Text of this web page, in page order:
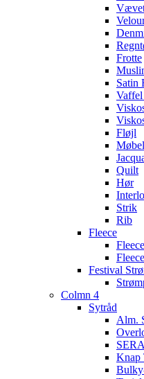
Frotte
Satin
Fløjl
Quilt
Hør
Strik
Rib
Fleece
Festival
Colmn 4
Sytråd
Alm.
Knap